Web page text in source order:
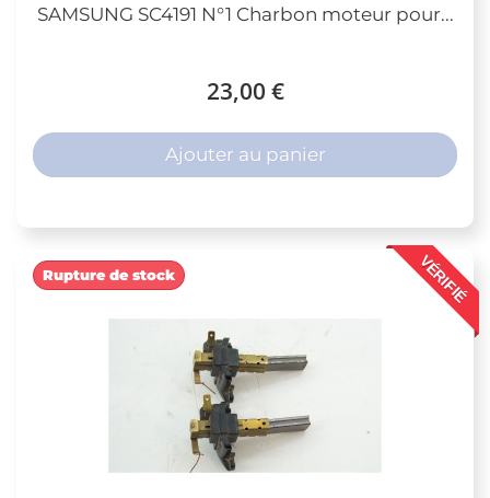
SAMSUNG SC4191 N°1 Charbon moteur pour...
23,00 €
Ajouter au panier
VÉRIFIÉ
Rupture de stock